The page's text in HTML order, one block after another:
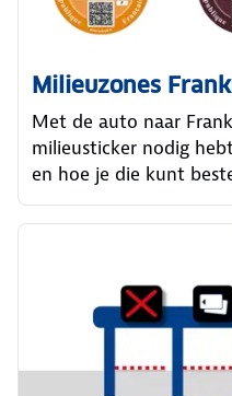
Milieuzones
Met de auto naar
milieusticker nodig
en hoe je die kunt